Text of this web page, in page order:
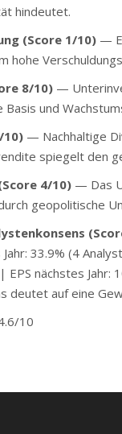
hindeutet.
(Score 1/10)—
hohe
8/10)—
und
10)— Nachhaltige
spiegelt den
4/10)— Das
geopolitische
33.9% (4
nächstes Jahr:
deutet auf eine
10